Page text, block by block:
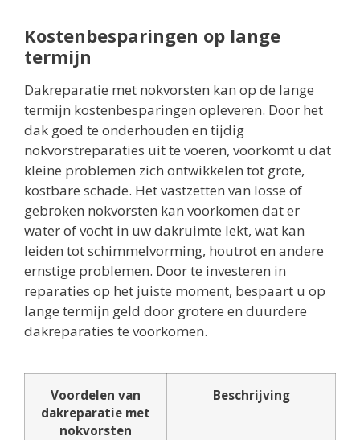
Kostenbesparingen op lange
termijn
Dakreparatie met nokvorsten kan op de lange
termijn kostenbesparingen opleveren. Door het
dak goed te onderhouden en tijdig
nokvorstreparaties uit te voeren, voorkomt u dat
kleine problemen zich ontwikkelen tot grote,
kostbare schade. Het vastzetten van losse of
gebroken nokvorsten kan voorkomen dat er
water of vocht in uw dakruimte lekt, wat kan
leiden tot schimmelvorming, houtrot en andere
ernstige problemen. Door te investeren in
reparaties op het juiste moment, bespaart u op
lange termijn geld door grotere en duurdere
dakreparaties te voorkomen.
Voordelen van
dakreparatie met
nokvorsten
Beschrijving